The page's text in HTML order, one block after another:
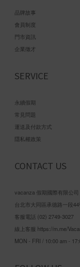
品牌故事
會員制度
門市資訊
企業徵才
SERVICE
永續假期
常見問題
運送及付款方式
隱私權政策
CONTACT US
vacanza 假期國際有限公司
台北市大同區承德路一段
客服電話 (02) 2749-3027
線上客服 https://m.me/
MON - FRI / 10:00 am -